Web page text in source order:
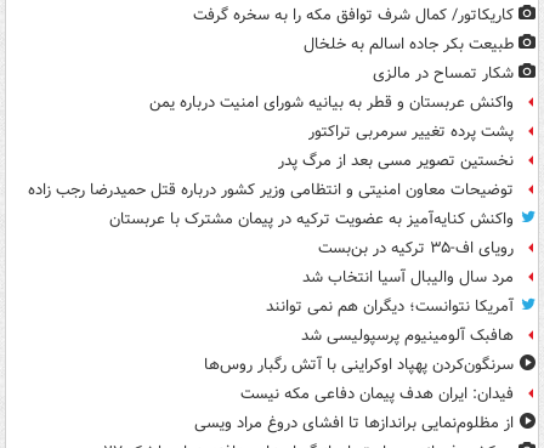
کاریکاتور/ کمال شرف توافق مکه را به سخره گرفت
طبیعت بکر جاده اسالم به خلخال
شکار تمساح در مالزی
واکنش عربستان و قطر به بیانیه شورای امنیت درباره یمن
پشت پرده تغییر سرمربی تراکتور
نخستین تصویر مسی بعد از مرگ پدر
توضیحات معاون امنیتی و انتظامی وزیر کشور درباره قتل حمیدرضا رجب زاده
واکنش کنایه‌آمیز به عضویت ترکیه در پیمان مشترک با عربستان
رویای اف-۳۵ ترکیه در بن‌بست
مرد سال والیبال آسیا انتخاب شد
آمریکا نتوانست؛ دیگران هم نمی توانند
هافبک آلومینیوم پرسپولیسی شد
سرنگون‌کردن پهپاد اوکراینی با آتش رگبار روس‌ها
فیدان: ایران هدف پیمان دفاعی مکه نیست
از مظلوم‌نمایی براندازها تا افشای دروغ مراد ویسی